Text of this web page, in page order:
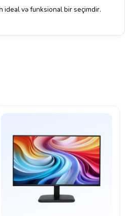
ideal və funksional bir seçimdir.